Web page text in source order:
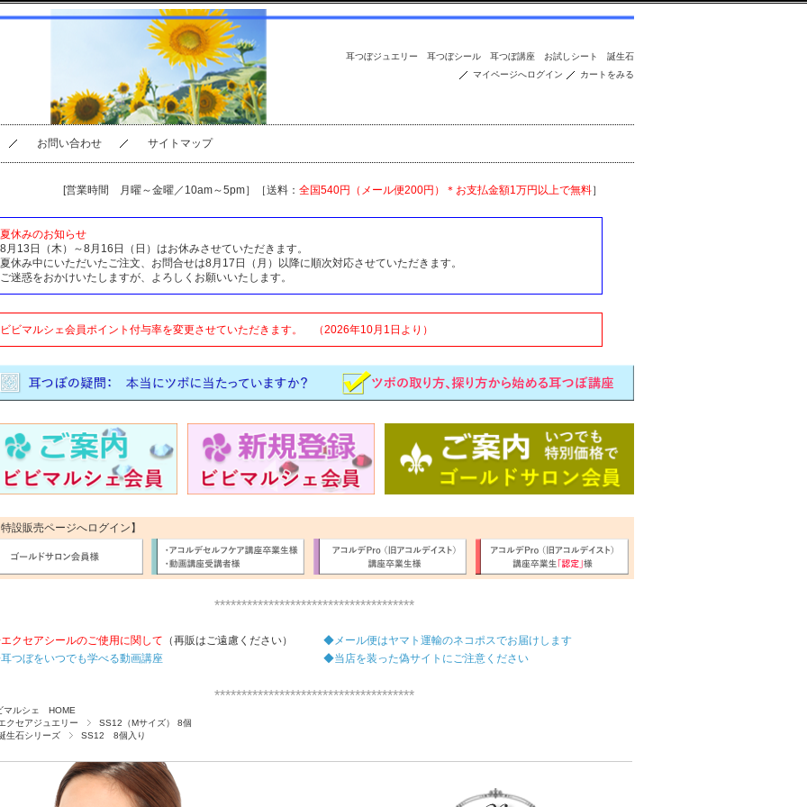
耳つぼジュエリー 耳つぼシール 耳つぼ講座 お試しシート
誕生石
マイページへログイン
カートをみる
お問い合わせ サイトマップ
[営業時間 月曜～金曜／10am～5pm］［送料： 全国540円（メール便200円）＊お支払金額1万円以上で無料］
夏休みのお知らせ
8月13日（木）～8月16日（日）はお休みさせていただきます。
夏休み中にいただいたご注文、お問合せは8月17日（月）以降に順次対応させていただきます。
ご迷惑をおかけいたしますが、よろしくお願いいたします。
ビビマルシェ会員ポイント付与率を変更させていただきます。 （2026年10月1日より）
設販売ページへログイン】
*************************************
クセアシールのご使用に関して （再販はご遠慮ください）
◆メール便はヤマト運輸のネコポスでお届けします
つぼをいつでも学べる動画講座
◆当店を装った偽サイトにご注意ください
*************************************
マルシェ HOME
クセアジュエリー
SS12（Mサイズ） 8個
生石シリーズ
SS12 8個入り